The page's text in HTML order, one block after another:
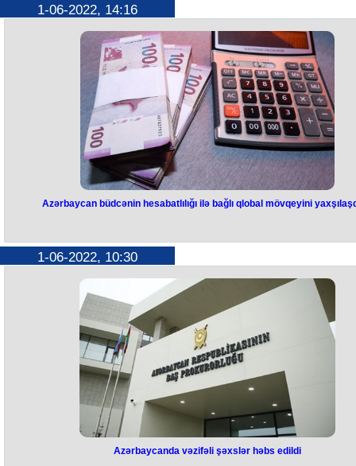
1-06-2022, 14:16
Azərbaycan büdcənin hesabatlılığı ilə bağlı qlobal mövqeyini
1-06-2022, 10:30
Azərbaycanda vəzifəli şəxslər həbs edildi